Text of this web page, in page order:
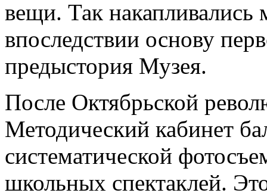
вещи. Так
впоследствии основу
предыстория Музея.
После Октябрьской
Методический кабинет
систематической
школьных спектаклей.